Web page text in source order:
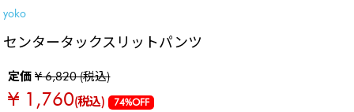
yoko
センタータックスリットパンツ
定価¥ 6,820 (税込)
¥ 1,760(税込) 74%OFF